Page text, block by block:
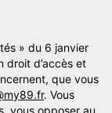
» du 6 janvier
droit d’accès et
que vous
. Vous
vous opposer au